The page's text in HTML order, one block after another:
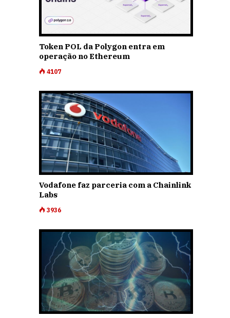
Token POL da Polygon entra em
operação no Ethereum
4107
Vodafone faz parceria com a Chainlink
Labs
3936